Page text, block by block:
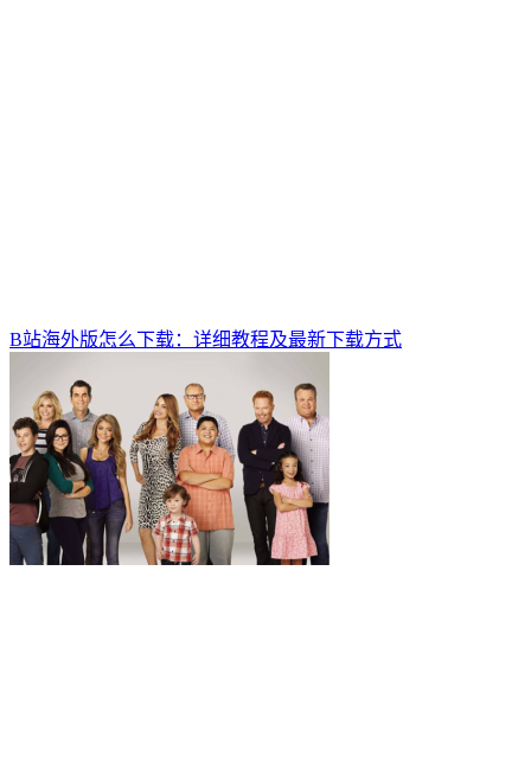
B站海外版怎么下载：详细教程及最新下载方式